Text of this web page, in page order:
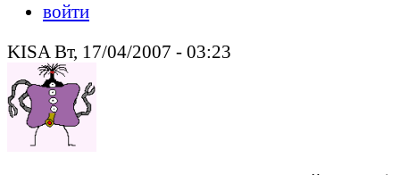
войти
KISA Вт, 17/04/2007 - 03:23